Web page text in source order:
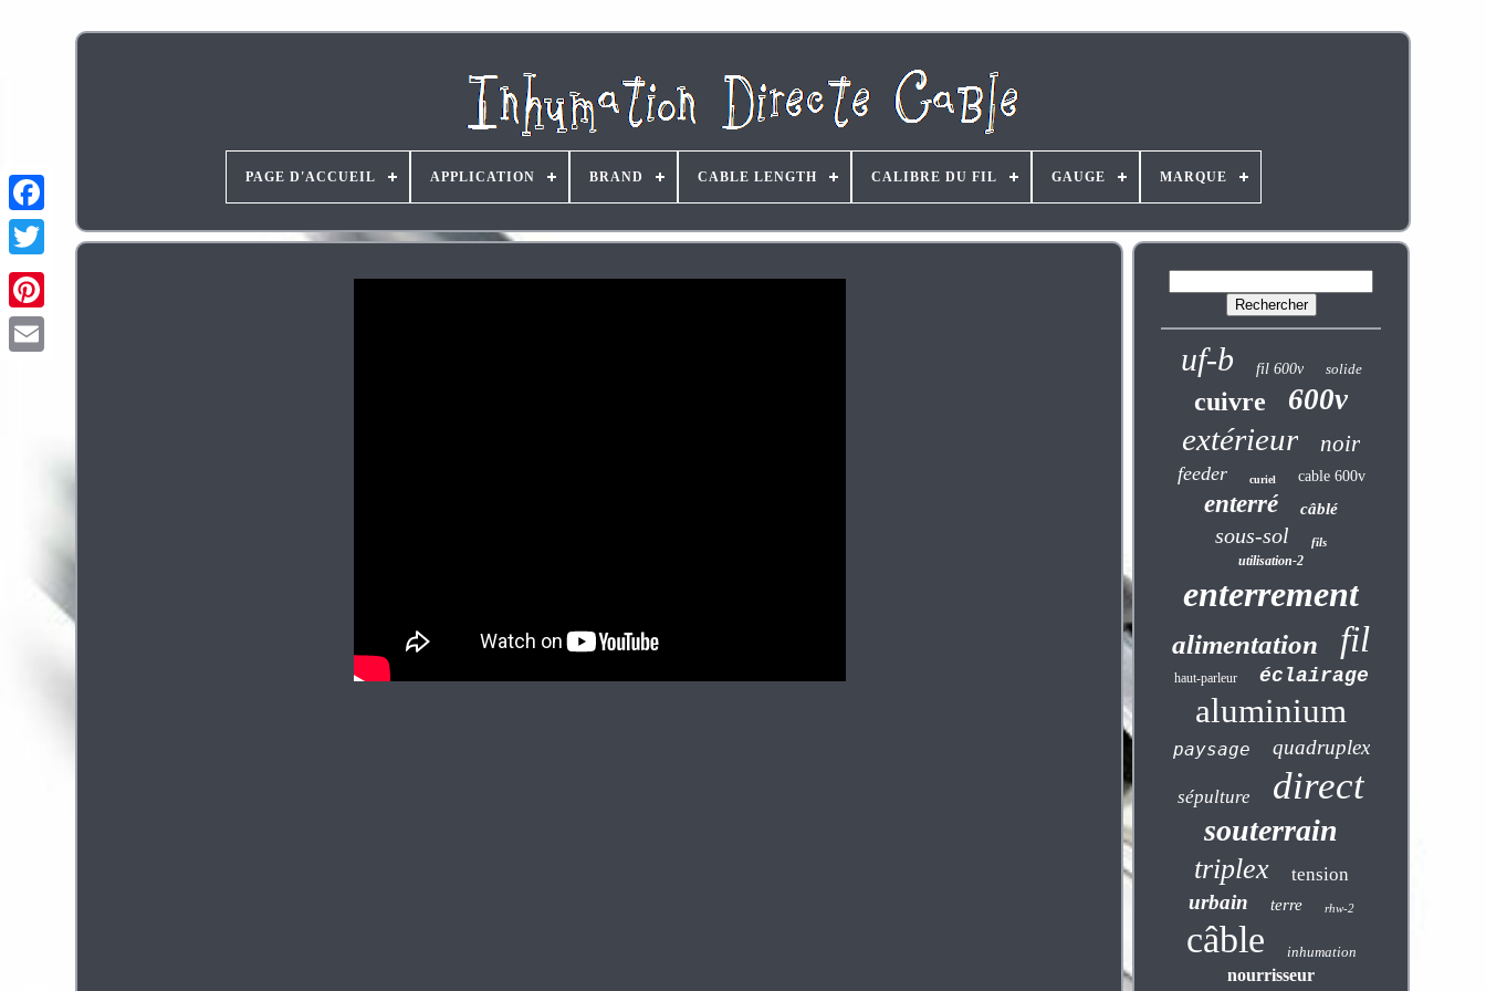
Pinterest
PAGE D'ACCUEIL APPLICATION BRAND CABLE LENGTH CALIBRE DU FIL GAUGE MARQUE
uf-b fil 600v solide
cuivre 600v
extérieur noir
feeder curiel cable 600v
enterré câblé
sous-sol fils
utilisation-2
enterrement
alimentation fil
haut-parleur éclairage
aluminium
paysage quadruplex
sépulture direct
souterrain
triplex tension
urbain terre rhw-2
câble inhumation
nourrisseur